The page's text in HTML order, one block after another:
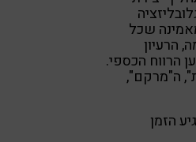
שכל
הרעיון
הרווח הכספי.
ה"מרקם",
הזמן